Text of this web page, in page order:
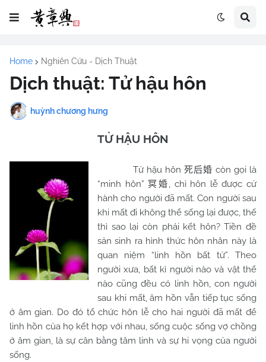
Home Nghiên Cứu - Dịch Thuật
Dịch thuật: Tử hậu hôn
huỳnh chương hưng
TỬ HẬU HÔN
Tử hậu hôn 死后婚 còn gọi là
“minh hôn” 冥婚, chỉ hôn lễ được cử
hành cho người đã mất. Con người sau
khi mất đi không thể sống lại được, thế
thì sao lại còn phải kết hôn? Tiền đề
sản sinh ra hình thức hôn nhân này là
quan niệm “linh hồn bất tử”. Theo
người xưa, bất kì người nào và vật thể
nào cũng đều có linh hồn, con người
sau khi mất, âm hồn vẫn tiếp tục sống
ở âm gian. Do đó tổ chức hôn lễ cho hai người đã mất để
linh hồn của họ kết hợp với nhau, sống cuộc sống vợ chồng
ở âm gian, là sự cân bằng tâm linh và sự hi vọng của người
sống.